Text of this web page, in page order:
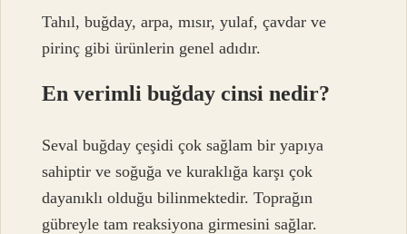
Tahıl, buğday, arpa, mısır, yulaf, çavdar ve
pirinç gibi ürünlerin genel adıdır.
En verimli buğday cinsi nedir?
Seval buğday çeşidi çok sağlam bir yapıya
sahiptir ve soğuğa ve kuraklığa karşı çok
dayanıklı olduğu bilinmektedir. Toprağın
gübreyle tam reaksiyona girmesini sağlar.